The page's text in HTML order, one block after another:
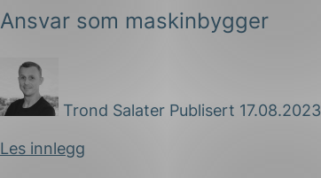
Ansvar som maskinbygger
Trond Salater Publisert 17.08.2023
Les innlegg